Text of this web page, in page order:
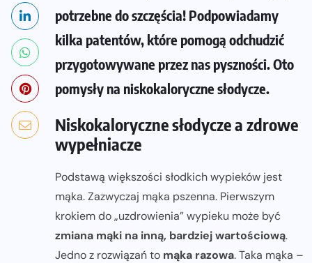
potrzebne do szczęścia! Podpowiadamy
kilka patentów, które pomogą odchudzić
przygotowywane przez nas pyszności. Oto
pomysły na niskokaloryczne słodycze.
Niskokaloryczne słodycze a zdrowe
wypełniacze
Podstawą większości słodkich wypieków jest
mąka. Zazwyczaj mąka pszenna. Pierwszym
krokiem do „uzdrowienia” wypieku może być
zmiana mąki na inną, bardziej wartościową.
Jedno z rozwiązań to mąka razowa. Taka mąka –